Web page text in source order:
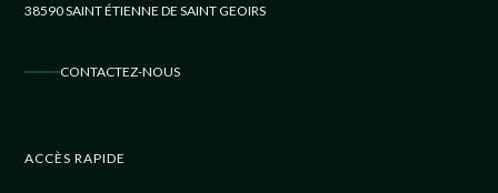
38590 SAINT ÉTIENNE DE SAINT GEOIRS
CONTACTEZ-NOUS
ACCÈS RAPIDE